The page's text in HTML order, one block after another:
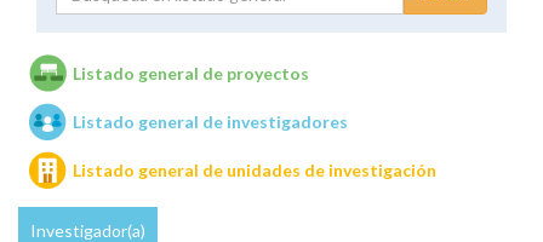
Unidades de investigación
Listado general de proyectos
Listado general de investigadores
Listado general de unidades de investigación
Investigador(a)